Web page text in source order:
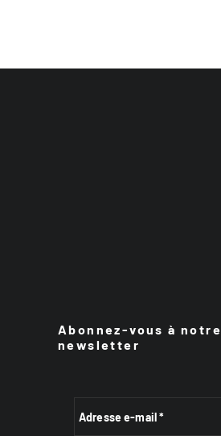
Abonnez-vous à notre
newsletter